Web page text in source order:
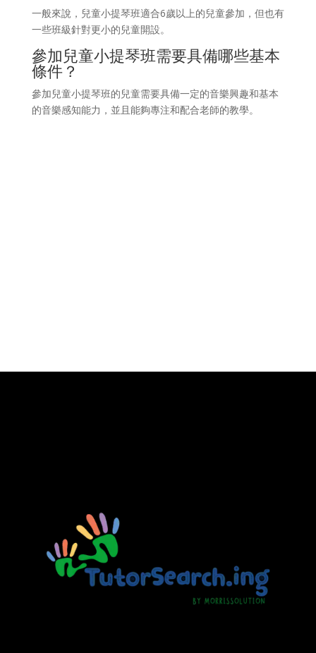
一般來說，兒童小提琴班適合6歲以上的兒童參加，但也有
一些班級針對更小的兒童開設。
參加兒童小提琴班需要具備哪些基本
條件？
參加兒童小提琴班的兒童需要具備一定的音樂興趣和基本
的音樂感知能力，並且能夠專注和配合老師的教學。